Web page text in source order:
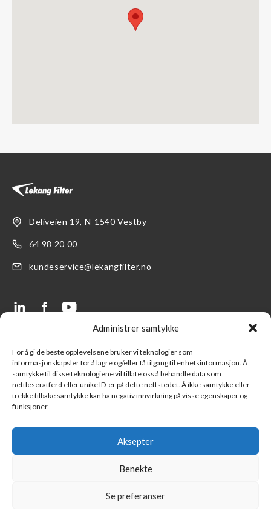
Administrer samtykke
For å gi de beste opplevelsene bruker vi teknologier som
informasjonskapsler for å lagre og/eller få tilgang til enhetsinformasjon. Å
samtykke til disse teknologiene vil tillate oss å behandle data som
nettleseratferd eller unike ID-er på dette nettstedet. Å ikke samtykke eller
trekke tilbake samtykke kan ha negativ innvirkning på visse egenskaper og
funksjoner.
Aksepter
Benekte
Se preferanser
Deliveien 19, N-1540 Vestby
64 98 20 00
kundeservice@lekangfilter.no
Produkter
Finn en forhandler
Logg inn LFS kundeportal
Part of Lekang Group
FAQ- Ofte stilte spørsmål
Kontakt oss
Salgsbetingelser